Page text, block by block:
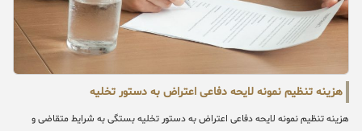
هزینه تنظیم نمونه لایحه دفاعی اعتراض به دستور تخلیه
هزینه تنظیم نمونه لایحه دفاعی اعتراض به دستور تخلیه بستگی به شرایط متقاضی و